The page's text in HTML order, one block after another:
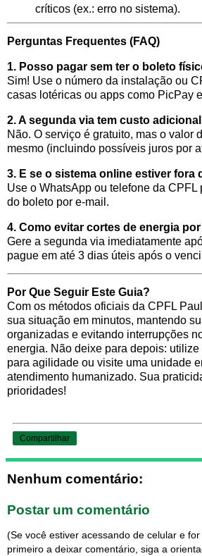
críticos (ex.: erro no sistema).
Perguntas Frequentes (FAQ)
1. Posso pagar sem ter o boleto
Sim! Use o número da instalação ou
casas lotéricas ou apps como PicPay
2. A segunda via tem custo
Não. O serviço é gratuito, mas o valor
mesmo (incluindo possíveis juros por
3. E se o sistema online estiver fora
Use o WhatsApp ou telefone da CPFL
do boleto por e-mail.
4. Como evitar cortes de energia
Gere a segunda via imediatamente
pague em até 3 dias úteis após o
Por Que Seguir Este Guia?
Com os métodos oficiais da CPFL
sua situação em minutos, mantendo
organizadas e evitando interrupções
energia. Não deixe para depois:
para agilidade ou visite uma unidade
atendimento humanizado. Sua
prioridades!
Compartilhar
Nenhum comentário:
Postar um comentário
(Se você estiver acessando de celular e for
primeiro a deixar comentário, siga a